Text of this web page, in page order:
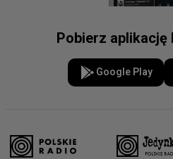
Pobierz aplikację
Google Play